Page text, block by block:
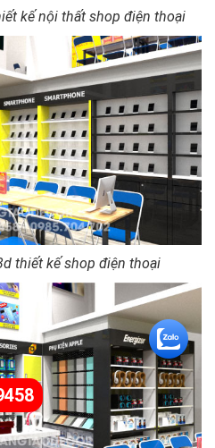
kế nội thất shop điện thoại
thiết kế shop điện thoại